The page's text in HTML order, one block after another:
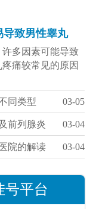
导致男性睾丸
多因素可能导致
痛较常见的原因
同类型 03-05
前列腺炎 03-04
院的解读 03-04
号平台